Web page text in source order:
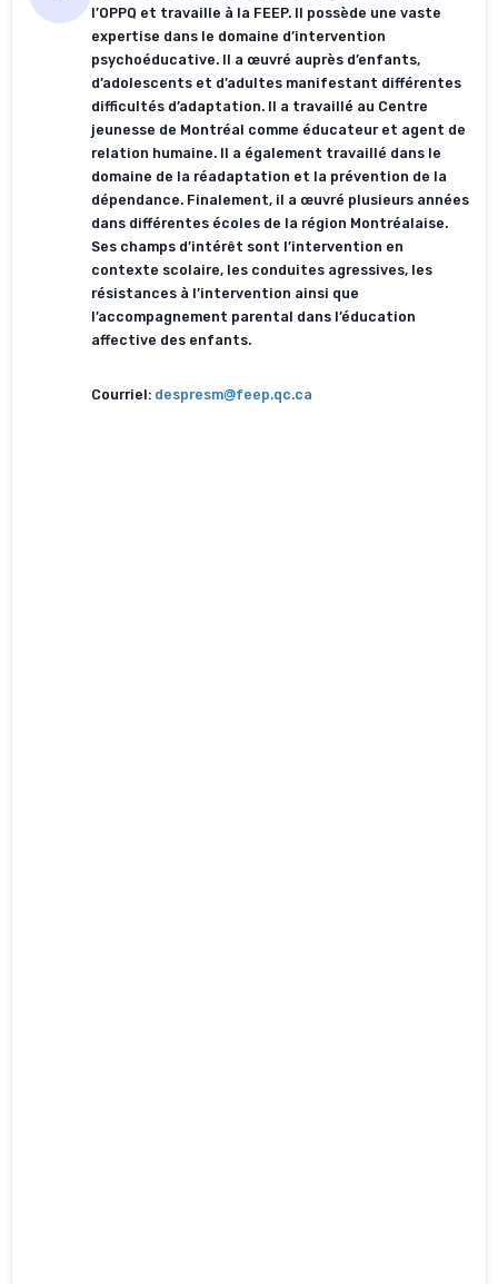
l’OPPQ et travaille à la FEEP. Il possède une vaste
expertise dans le domaine d’intervention
psychoéducative. Il a œuvré auprès d’enfants,
d’adolescents et d’adultes manifestant différentes
difficultés d’adaptation. Il a travaillé au Centre
jeunesse de Montréal comme éducateur et agent de
relation humaine. Il a également travaillé dans le
domaine de la réadaptation et la prévention de la
dépendance. Finalement, il a œuvré plusieurs années
dans différentes écoles de la région Montréalaise.
Ses champs d’intérêt sont l’intervention en
contexte scolaire, les conduites agressives, les
résistances à l’intervention ainsi que
l’accompagnement parental dans l’éducation
affective des enfants.
Courriel: despresm@feep.qc.ca